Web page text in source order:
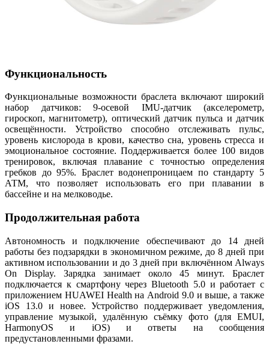
Функциональность
Функциональные возможности браслета включают широкий
набор датчиков: 9-осевой IMU-датчик (акселерометр,
гироскоп, магнитометр), оптический датчик пульса и датчик
освещённости. Устройство способно отслеживать пульс,
уровень кислорода в крови, качество сна, уровень стресса и
эмоциональное состояние. Поддерживается более 100 видов
тренировок, включая плавание с точностью определения
гребков до 95%. Браслет водонепроницаем по стандарту 5
АТМ, что позволяет использовать его при плавании в
бассейне и на мелководье.
Продолжительная работа
Автономность и подключение обеспечивают до 14 дней
работы без подзарядки в экономичном режиме, до 8 дней при
активном использовании и до 3 дней при включённом Always
On Display. Зарядка занимает около 45 минут. Браслет
подключается к смартфону через Bluetooth 5.0 и работает с
приложением HUAWEI Health на Android 9.0 и выше, а также
iOS 13.0 и новее. Устройство поддерживает уведомления,
управление музыкой, удалённую съёмку фото (для EMUI,
HarmonyOS и iOS) и ответы на сообщения
предустановленными фразами.